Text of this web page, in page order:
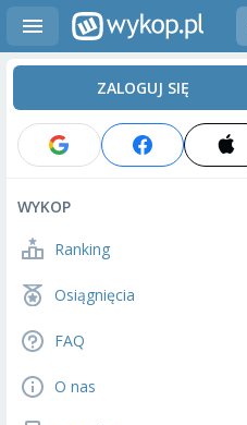
ZALOGUJ SIĘ
WYKOP
Ranking
Osiągnięcia
FAQ
O nas